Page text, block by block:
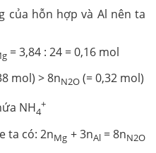
của hỗn hợp và Al nên ta
= 3,84 : 24 = 0,16 mol
mol) > 8nN2O (= 0,32 mol)
NH4
+
ta có: 2nMg + 3nAl= 8nN2O